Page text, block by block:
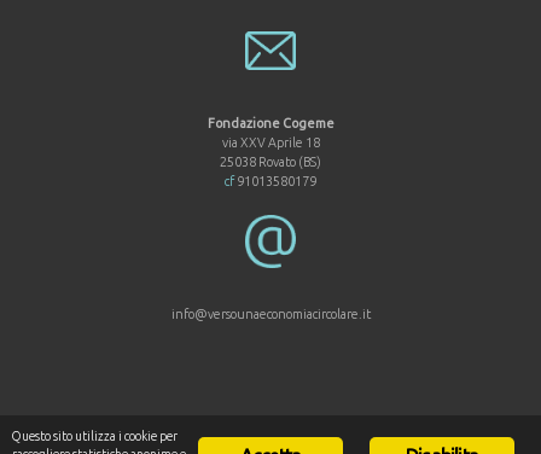
Fondazione Cogeme
via XXV Aprile 18
25038 Rovato (BS)
cf 91013580179
info@versounaeconomiacircolare.it
Questo sito utilizza i cookie per